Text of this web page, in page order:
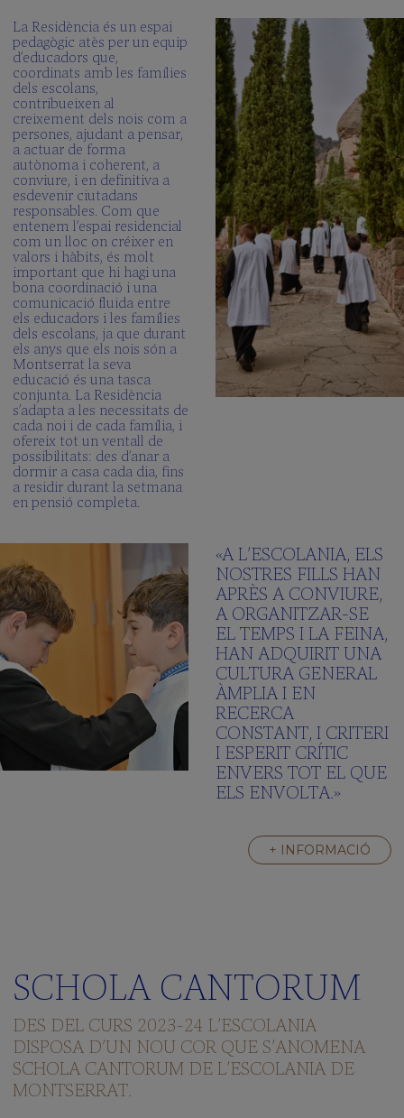
La Residència és un espai
pedagògic atès per un equip
d’educadors que,
coordinats amb les famílies
dels escolans,
contribueixen al
creixement dels nois com a
persones, ajudant a pensar,
a actuar de forma
autònoma i coherent, a
conviure, i en definitiva a
esdevenir ciutadans
responsables. Com que
entenem l’espai residencial
com un lloc on créixer en
valors i hàbits, és molt
important que hi hagi una
bona coordinació i una
comunicació fluida entre
els educadors i les famílies
dels escolans, ja que durant
els anys que els nois són a
Montserrat la seva
educació és una tasca
conjunta. La Residència
s’adapta a les necessitats de
cada noi i de cada família, i
ofereix tot un ventall de
possibilitats: des d’anar a
dormir a casa cada dia, fins
a residir durant la setmana
en pensió completa.
«A L’ESCOLANIA, ELS
NOSTRES FILLS HAN
APRÈS A CONVIURE,
A ORGANITZAR-SE
EL TEMPS I LA FEINA,
HAN ADQUIRIT UNA
CULTURA GENERAL
ÀMPLIA I EN
RECERCA
CONSTANT, I CRITERI
I ESPERIT CRÍTIC
ENVERS TOT EL QUE
ELS ENVOLTA.»
+ INFORMACIÓ
SCHOLA CANTORUM
DES DEL CURS 2023-24 L’ESCOLANIA
DISPOSA D’UN NOU COR QUE S’ANOMENA
SCHOLA CANTORUM DE L’ESCOLANIA DE
MONTSERRAT.